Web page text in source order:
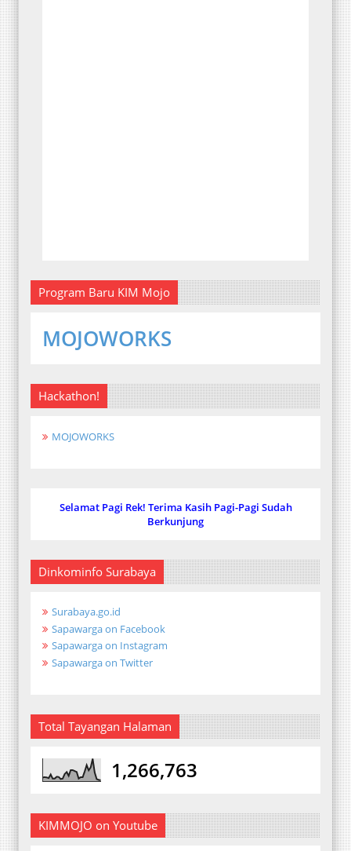
Program Baru KIM Mojo
MOJOWORKS
Hackathon!
MOJOWORKS
Selamat Pagi Rek! Terima Kasih Pagi-Pagi Sudah
Berkunjung
Dinkominfo Surabaya
Surabaya.go.id
Sapawarga on Facebook
Sapawarga on Instagram
Sapawarga on Twitter
Total Tayangan Halaman
1,266,763
KIMMOJO on Youtube